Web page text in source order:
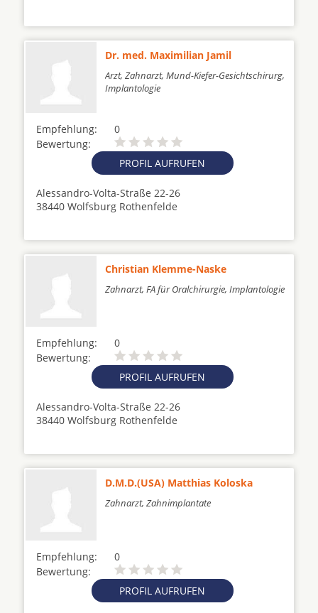
Dr. med. Maximilian Jamil
Arzt, Zahnarzt, Mund-Kiefer-Gesichtschirurg,
Implantologie
Empfehlung:
0
Bewertung:
PROFIL AUFRUFEN
Alessandro-Volta-Straße 22-26
38440 Wolfsburg Rothenfelde
Christian Klemme-Naske
Zahnarzt, FA für Oralchirurgie, Implantologie
Empfehlung:
0
Bewertung:
PROFIL AUFRUFEN
Alessandro-Volta-Straße 22-26
38440 Wolfsburg Rothenfelde
D.M.D.(USA) Matthias Koloska
Zahnarzt, Zahnimplantate
Empfehlung:
0
Bewertung:
PROFIL AUFRUFEN